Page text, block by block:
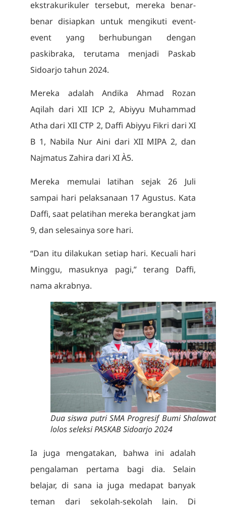
ekstrakurikuler tersebut, mereka benar-
benar disiapkan untuk mengikuti event-
event yang berhubungan dengan
paskibraka, terutama menjadi Paskab
Sidoarjo tahun 2024.
Mereka adalah Andika Ahmad Rozan
Aqilah dari XII ICP 2, Abiyyu Muhammad
Atha dari XII CTP 2, Daffi Abiyyu Fikri dari XI
B 1, Nabila Nur Aini dari XII MIPA 2, dan
Najmatus Zahira dari XI À5.
Mereka memulai latihan sejak 26 Juli
sampai hari pelaksanaan 17 Agustus. Kata
Daffi, saat pelatihan mereka berangkat jam
9, dan selesainya sore hari.
“Dan itu dilakukan setiap hari. Kecuali hari
Minggu, masuknya pagi,” terang Daffi,
nama akrabnya.
Dua siswa putri SMA Progresif Bumi Shalawat
lolos seleksi PASKAB Sidoarjo 2024
Ia juga mengatakan, bahwa ini adalah
pengalaman pertama bagi dia. Selain
belajar, di sana ia juga medapat banyak
teman dari sekolah-sekolah lain. Di